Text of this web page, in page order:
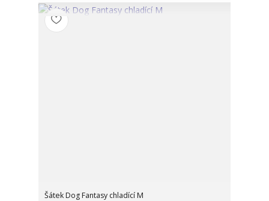
Šátek Dog Fantasy chladící M